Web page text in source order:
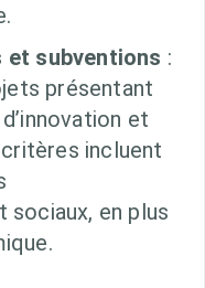
et subventions :
présentant
et
incluent
sociaux, en plus